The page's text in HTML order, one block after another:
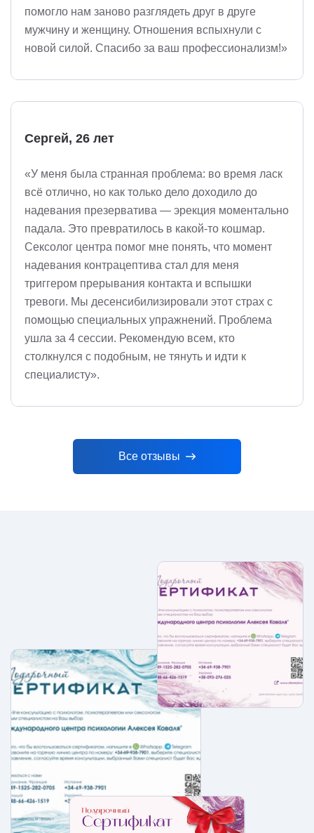
помогло нам заново разглядеть друг в друге
мужчину и женщину. Отношения вспыхнули с
новой силой. Спасибо за ваш профессионализм!»
Сергей, 26 лет
«У меня была странная проблема: во время ласк
всё отлично, но как только дело доходило до
надевания презерватива — эрекция моментально
падала. Это превратилось в какой-то кошмар.
Сексолог центра помог мне понять, что момент
надевания контрацептива стал для меня
триггером прерывания контакта и вспышки
тревоги. Мы десенсибилизировали этот страх с
помощью специальных упражнений. Проблема
ушла за 4 сессии. Рекомендую всем, кто
столкнулся с подобным, не тянуть и идти к
специалисту».
Все отзывы